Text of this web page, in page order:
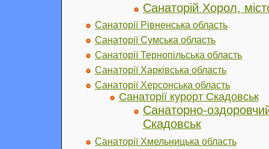
Санаторій Хорол,
Санаторії Рівненська область
Санаторії Сумська область
Санаторії Тернопільська область
Санаторії Харківська область
Санаторії Херсонська область
Санаторії курорт Скадовськ
Санаторно-
Скадовськ
Санаторії Хмельницька область